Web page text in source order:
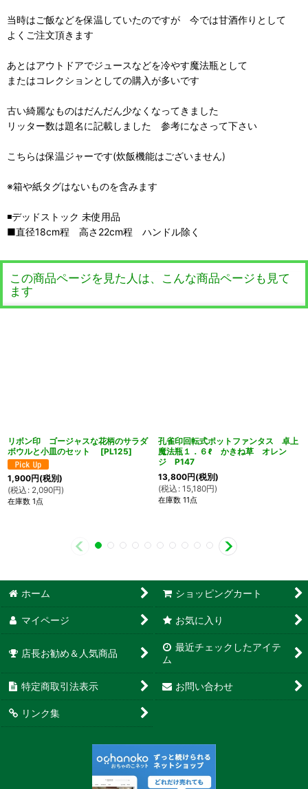
当時はご飯などを保温していたのですが 今では甘酒作りとして
よくご注文頂きます
あとはアウトドアでジュースなどを冷やす魔法瓶として
またはコレクションとしての購入が多いです
古い綺麗なものはだんだん少なくなってきました
リッター数は題名に記載しました 参考になさって下さい
こちらは保温ジャーです(炊飯機能はございません)
※箱や紙タグはないものを含みます
◾️デッドストック 未使用品
■直径18cm程 高さ22cm程 ハンドル除く
この商品ページを見た人は、こんな商品ページも見て
ます
リボン印 ゴージャスな花柄のサラダ
ボウルと小皿のセット
[PL125]
1,900円(税別)
(税込 : 2,090円)
在庫数 1点
孔雀印回転式ポットファンタス 卓上
魔法瓶１．６ℓ かきね草 オレン
ジ P147
13,800円(税別)
(税込 : 15,180円)
在庫数 11点
ホーム ショッピングカート
マイページ お気に入り
店長お勧め＆人気商品
最近チェックしたアイテ
ム
特定商取引法表示 お問い合わせ
リンク集